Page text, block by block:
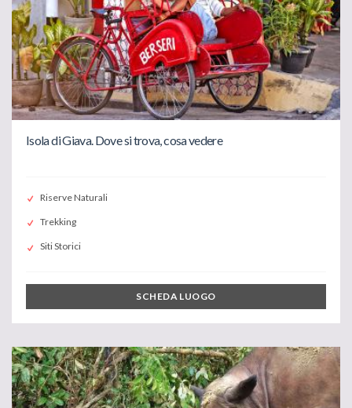
Isola di Giava. Dove si trova, cosa vedere
Riserve Naturali
Trekking
Siti Storici
SCHEDA LUOGO